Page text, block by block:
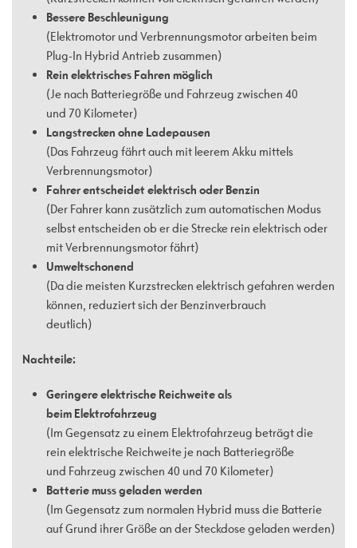
Bessere Beschleunigung
(Elektromotor und Verbrennungsmotor arbeiten beim
Plug-In Hybrid Antrieb zusammen)
Rein elektrisches Fahren möglich
(Je nach Batteriegröße und Fahrzeug zwischen 40
und 70 Kilometer)
Langstrecken ohne Ladepausen
(Das Fahrzeug fährt auch mit leerem Akku mittels
Verbrennungsmotor)
Fahrer entscheidet elektrisch oder Benzin
(Der Fahrer kann zusätzlich zum automatischen Modus
selbst entscheiden ob er die Strecke rein elektrisch oder
mit Verbrennungsmotor fährt)
Umweltschonend
(Da die meisten Kurzstrecken elektrisch gefahren werden
können, reduziert sich der Benzinverbrauch
deutlich)
Nachteile:
Geringere elektrische Reichweite als
beim Elektrofahrzeug
(Im Gegensatz zu einem Elektrofahrzeug beträgt die
rein elektrische Reichweite je nach Batteriegröße
und Fahrzeug zwischen 40 und 70 Kilometer)
Batterie muss geladen werden
(Im Gegensatz zum normalen Hybrid muss die Batterie
auf Grund ihrer Größe an der Steckdose geladen werden)